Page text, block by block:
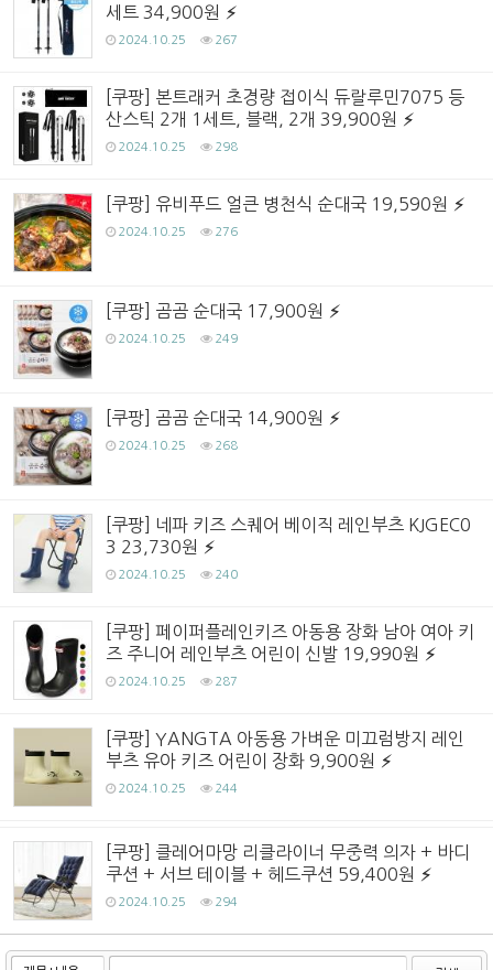
세트 34,900원
2024.10.25 267
[쿠팡] 본트래커 초경량 접이식 듀랄루민7075 등
산스틱 2개 1세트, 블랙, 2개 39,900원
2024.10.25 298
[쿠팡] 유비푸드 얼큰 병천식 순대국 19,590원
2024.10.25 276
[쿠팡] 곰곰 순대국 17,900원
2024.10.25 249
[쿠팡] 곰곰 순대국 14,900원
2024.10.25 268
[쿠팡] 네파 키즈 스퀘어 베이직 레인부츠 KJGEC0
3 23,730원
2024.10.25 240
[쿠팡] 페이퍼플레인키즈 아동용 장화 남아 여아 키
즈 주니어 레인부츠 어린이 신발 19,990원
2024.10.25 287
[쿠팡] YANGTA 아동용 가벼운 미끄럼방지 레인
부츠 유아 키즈 어린이 장화 9,900원
2024.10.25 244
[쿠팡] 클레어마망 리클라이너 무중력 의자 + 바디
쿠션 + 서브 테이블 + 헤드쿠션 59,400원
2024.10.25 294